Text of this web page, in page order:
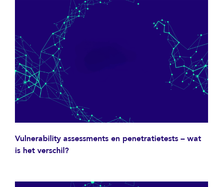
Vulnerability assessments en penetratietests – wat
is het verschil?